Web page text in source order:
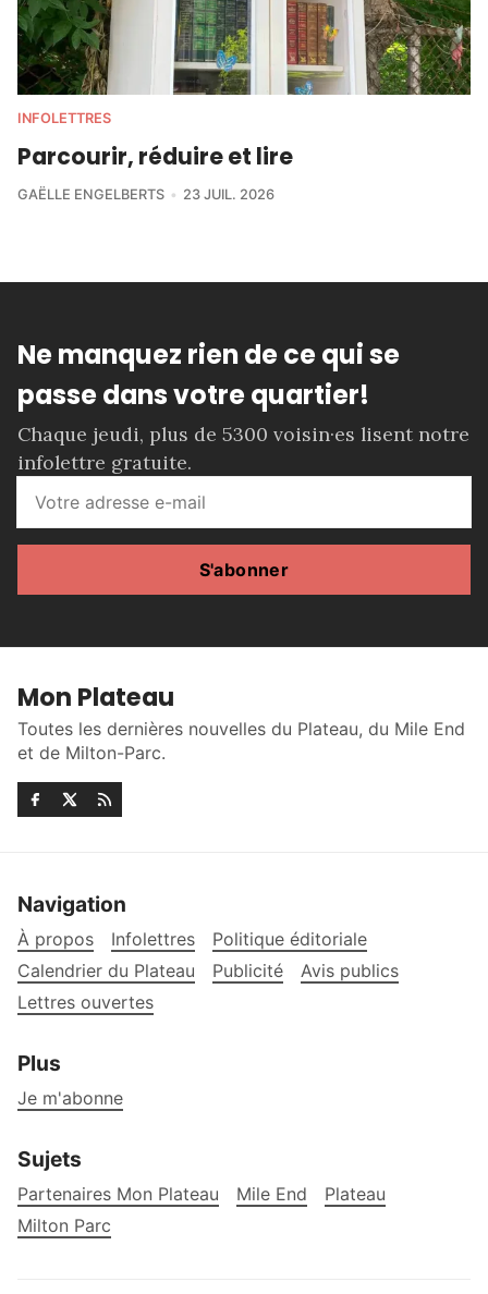
INFOLETTRES
Parcourir, réduire et lire
GAËLLE ENGELBERTS 23 JUIL. 2026
Ne manquez rien de ce qui se
passe dans votre quartier!
Chaque jeudi, plus de 5300 voisin·es lisent notre
infolettre gratuite.
S'abonner
Mon Plateau
Toutes les dernières nouvelles du Plateau, du Mile End
et de Milton-Parc.
Navigation
À propos Infolettres
Politique éditoriale
Calendrier du Plateau
Publicité
Avis publics
Lettres ouvertes
Plus
Je m'abonne
Sujets
Partenaires Mon Plateau Mile End
Plateau
Milton Parc